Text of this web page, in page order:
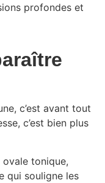
profondes et
c’est avant tout
c’est bien plus
tonique,
qui souligne les